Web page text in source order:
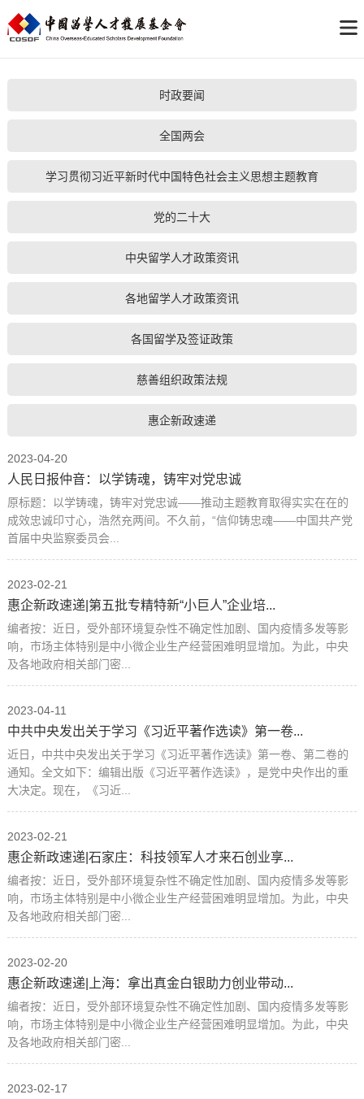
时政要闻
全国两会
学习贯彻习近平新时代中国特色社会主义思想主题教育
党的二十大
中央留学人才政策资讯
各地留学人才政策资讯
各国留学及签证政策
慈善组织政策法规
惠企新政速递
2023-04-20
人民日报仲音：以学铸魂，铸牢对党忠诚
原标题：以学铸魂，铸牢对党忠诚——推动主题教育取得实实在在的
成效忠诚印寸心，浩然充两间。不久前，“信仰铸忠魂——中国共产党
首届中央监察委员会...
2023-02-21
惠企新政速递|第五批专精特新“小巨人”企业培...
编者按：近日，受外部环境复杂性不确定性加剧、国内疫情多发等影
响，市场主体特别是中小微企业生产经营困难明显增加。为此，中央
及各地政府相关部门密...
2023-04-11
中共中央发出关于学习《习近平著作选读》第一卷...
近日，中共中央发出关于学习《习近平著作选读》第一卷、第二卷的
通知。全文如下：编辑出版《习近平著作选读》，是党中央作出的重
大决定。现在，《习近...
2023-02-21
惠企新政速递|石家庄：科技领军人才来石创业享...
编者按：近日，受外部环境复杂性不确定性加剧、国内疫情多发等影
响，市场主体特别是中小微企业生产经营困难明显增加。为此，中央
及各地政府相关部门密...
2023-02-20
惠企新政速递|上海：拿出真金白银助力创业带动...
编者按：近日，受外部环境复杂性不确定性加剧、国内疫情多发等影
响，市场主体特别是中小微企业生产经营困难明显增加。为此，中央
及各地政府相关部门密...
2023-02-17